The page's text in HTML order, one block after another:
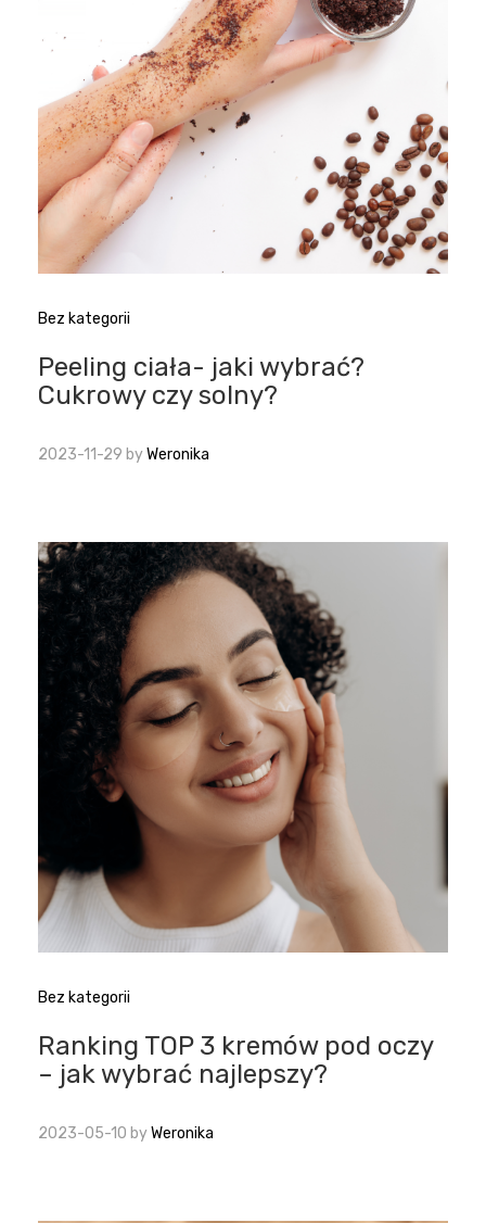
Bez kategorii
Peeling ciała- jaki wybrać?
Cukrowy czy solny?
2023-11-29 byWeronika
Bez kategorii
Ranking TOP 3 kremów pod oczy
– jak wybrać najlepszy?
2023-05-10 byWeronika